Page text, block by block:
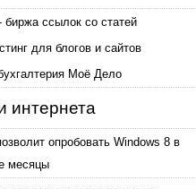
биржа ссылок со статей
для блогов и сайтов
Моё Дело
интернета
опробовать Windows 8 в
месяцы